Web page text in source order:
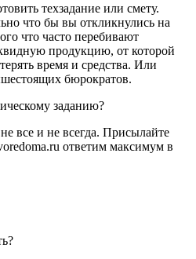
техзадание или смету.
что бы вы откликнулись на
что часто перебивают
продукцию, от которой
время и средства. Или
бюрократов.
заданию?
все и не всегда. Присылайте
ответим максимум в